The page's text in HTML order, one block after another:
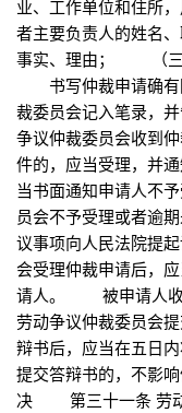
业、工作单位和住所
者主要负责人的姓
事实、理由； （三
书写仲裁申请确有
裁委员会记入笔录
争议仲裁委员会收到
件的，应当受理，并
当书面通知申请人不
员会不予受理或者逾
议事项向人民法院提
会受理仲裁申请后，
请人。 被申请人收
劳动争议仲裁委员会
辩书后，应当在五日
提交答辩书的，不
决 第三十一条 劳动